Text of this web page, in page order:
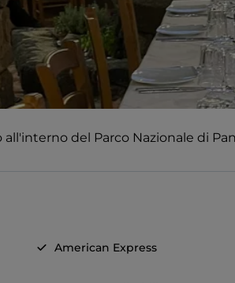
del Parco Nazionale di
American Express